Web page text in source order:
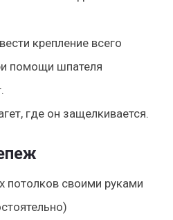
крепление всего
помощи шпателя
где он защелкивается.